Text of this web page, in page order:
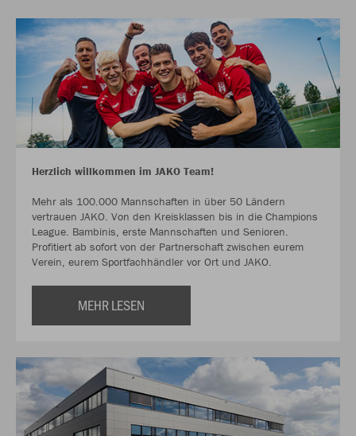
Herzlich willkommen im JAKO Team!
Mehr als 100.000 Mannschaften in über 50 Ländern
vertrauen JAKO. Von den Kreisklassen bis in die Champions
League. Bambinis, erste Mannschaften und Senioren.
Profitiert ab sofort von der Partnerschaft zwischen eurem
Verein, eurem Sportfachhändler vor Ort und JAKO.
MEHR LESEN